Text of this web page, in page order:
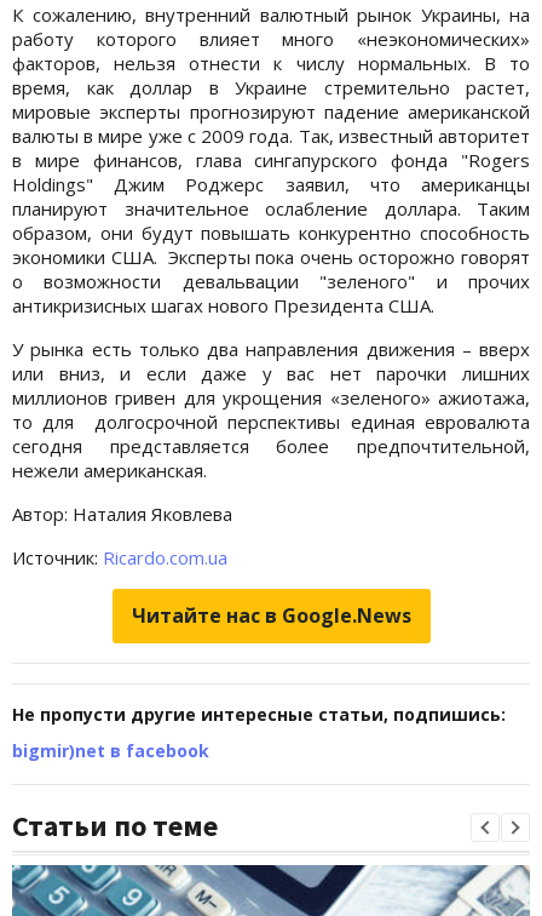
К сожалению, внутренний валютный рынок Украины, на
работу которого влияет много «неэкономических»
факторов, нельзя отнести к числу нормальных. В то
время, как доллар в Украине стремительно растет,
мировые эксперты прогнозируют падение американской
валюты в мире уже с 2009 года. Так, известный авторитет
в мире финансов, глава сингапурского фонда "Rogers
Holdings" Джим Роджерс заявил, что американцы
планируют значительное ослабление доллара. Таким
образом, они будут повышать конкурентно способность
экономики США. Эксперты пока очень осторожно говорят
о возможности девальвации "зеленого" и прочих
антикризисных шагах нового Президента США.
У рынка есть только два направления движения – вверх
или вниз, и если даже у вас нет парочки лишних
миллионов гривен для укрощения «зеленого» ажиотажа,
то для долгосрочной перспективы единая евровалюта
сегодня представляется более предпочтительной,
нежели американская.
Автор: Наталия Яковлева
Источник: Ricardo.com.ua
Читайте нас в Google.News
Не пропусти другие интересные статьи, подпишись:
bigmir)net в facebook
Статьи по теме